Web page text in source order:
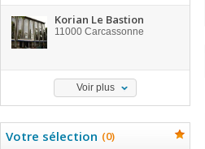
Korian Le Bastion
11000 Carcassonne
Voir plus
Votre sélection (0)